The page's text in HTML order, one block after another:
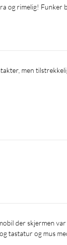
og rimelig!
men
tastatur og mus